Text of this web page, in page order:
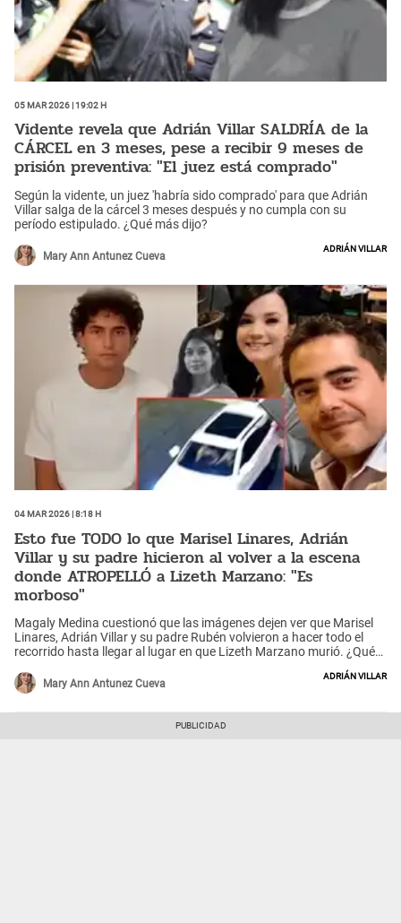
05 Mar 2026 | 19:02 h
Vidente revela que Adrián Villar SALDRÍA de la
CÁRCEL en 3 meses, pese a recibir 9 meses de
prisión preventiva: "El juez está comprado"
Según la vidente, un juez 'habría sido comprado' para que Adrián
Villar salga de la cárcel 3 meses después y no cumpla con su
período estipulado. ¿Qué más dijo?
Mary Ann Antunez Cueva
Adrián Villar
04 Mar 2026 | 8:18 h
Esto fue TODO lo que Marisel Linares, Adrián
Villar y su padre hicieron al volver a la escena
donde ATROPELLÓ a Lizeth Marzano: "Es
morboso"
Magaly Medina cuestionó que las imágenes dejen ver que Marisel
Linares, Adrián Villar y su padre Rubén volvieron a hacer todo el
recorrido hasta llegar al lugar en que Lizeth Marzano murió. ¿Qué
Mary Ann Antunez Cueva
Adrián Villar